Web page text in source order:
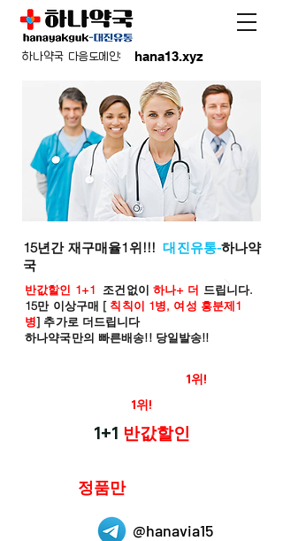
hana13.xyz
하나약국 다음도메인:
15년간 재구매율1위!!!대진유통-하나약
국
반값할인 1+1 조건없이 하나+ 더 드립니다.
15만 이상구매 [ 칙칙이 1병, 여성 흥분제1
병] 추가로 더드립니다
하나약국만의 빠른배송!! 당일발송!!
1위!
1위!
1+1 반값할인
정품만
@hanavia15